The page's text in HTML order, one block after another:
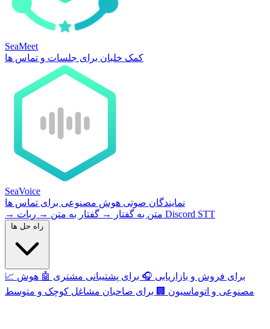
SeaMeet
کمک خلبان برای جلسات و تماس ها
SeaVoice
نمایندگان صوتی هوش مصنوعی برای تماس ها
→
متن به گفتار → گفتار به متن → ربات Discord STT
📈 برای فروش و بازاریابی 🎧 برای پشتیبانی مشتری 🤖 هوش
مصنوعی و اتوماسیون 🏢 برای صاحبان مشاغل کوچک و متوسط